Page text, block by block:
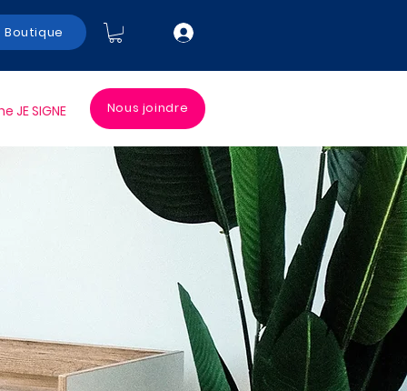
Boutique
JE SIGNE Nous joindre